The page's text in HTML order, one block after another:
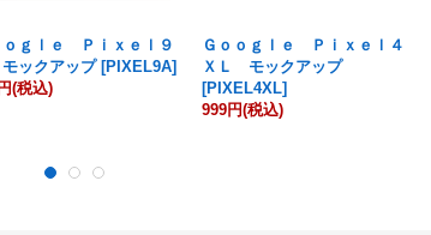
ｏｇｌｅ Ｐｉｘｅｌ９
ックアップ [PIXEL9A]
(税込)
Ｇｏｏｇｌｅ Ｐｉｘｅｌ４
ＸＬ モックアップ
[PIXEL4XL]
999円(税込)